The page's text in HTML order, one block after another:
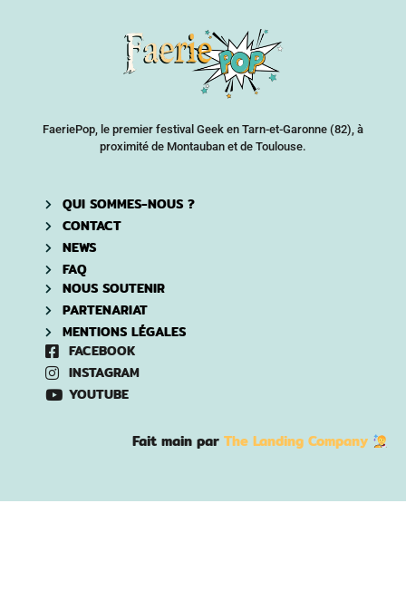
FaeriePop, le premier festival Geek en Tarn-et-Garonne (82), à
proximité de Montauban et de Toulouse.
QUI SOMMES-NOUS ?
CONTACT
NEWS
FAQ
NOUS SOUTENIR
PARTENARIAT
MENTIONS LÉGALES
FACEBOOK
INSTAGRAM
YOUTUBE
Fait main par The Landing Company